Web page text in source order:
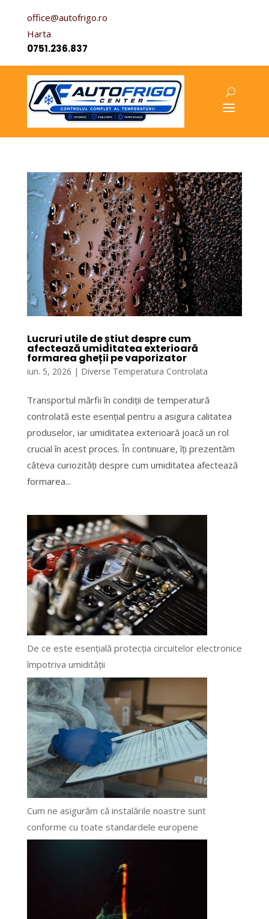
office@autofrigo.ro
Harta
0751.236.837
Lucruri utile de știut despre cum
afectează umiditatea exterioară
formarea gheții pe vaporizator
iun. 5, 2026 | Diverse Temperatura Controlata
Transportul mărfii în condiții de temperatură
controlată este esențial pentru a asigura calitatea
produselor, iar umiditatea exterioară joacă un rol
crucial în acest proces. În continuare, îți prezentăm
câteva curiozități despre cum umiditatea afectează
formarea...
De ce este esențială protecția circuitelor electronice
împotriva umidității
Cum ne asigurăm că instalările noastre sunt
conforme cu toate standardele europene